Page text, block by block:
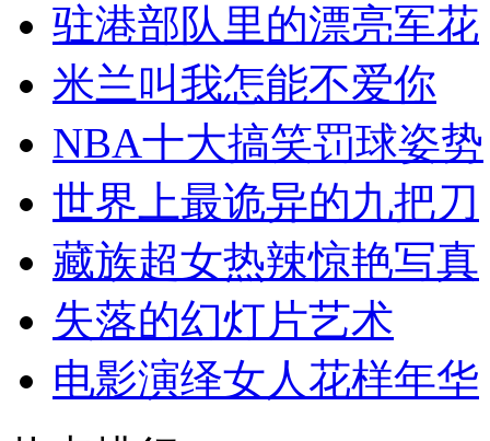
驻港部队里的漂亮军花
米兰叫我怎能不爱你
NBA十大搞笑罚球姿势
世界上最诡异的九把刀
藏族超女热辣惊艳写真
失落的幻灯片艺术
电影演绎女人花样年华